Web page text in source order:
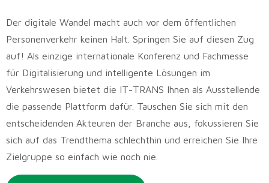
Der digitale Wandel macht auch vor dem öffentlichen
Personenverkehr keinen Halt. Springen Sie auf diesen Zug
auf! Als einzige internationale Konferenz und Fachmesse
für Digitalisierung und intelligente Lösungen im
Verkehrswesen bietet die IT-TRANS Ihnen als Ausstellende
die passende Plattform dafür. Tauschen Sie sich mit den
entscheidenden Akteuren der Branche aus, fokussieren Sie
sich auf das Trendthema schlechthin und erreichen Sie Ihre
Zielgruppe so einfach wie noch nie.